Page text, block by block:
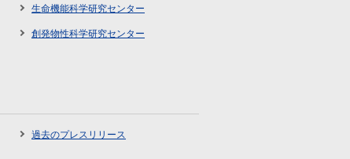
生命機能科学研究センター
創発物性科学研究センター
過去のプレスリリース